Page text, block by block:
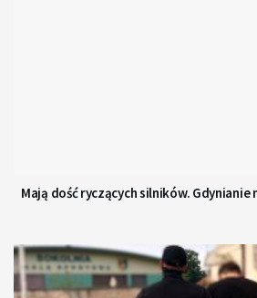
Mają dość ryczących silników.